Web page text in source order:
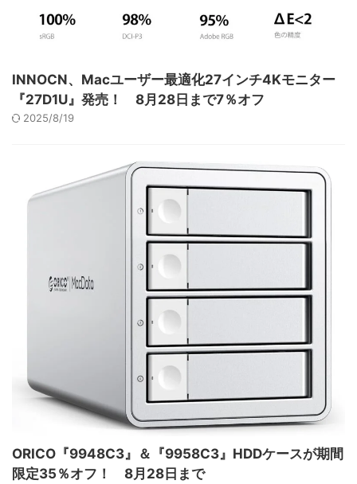
INNOCN、Macユーザー最適化27インチ4Kモニター
『27D1U』発売！ 8月28日まで7％オフ
2025/8/19
ORICO『9948C3』＆『9958C3』HDDケースが期間
限定35％オフ！ 8月28日まで